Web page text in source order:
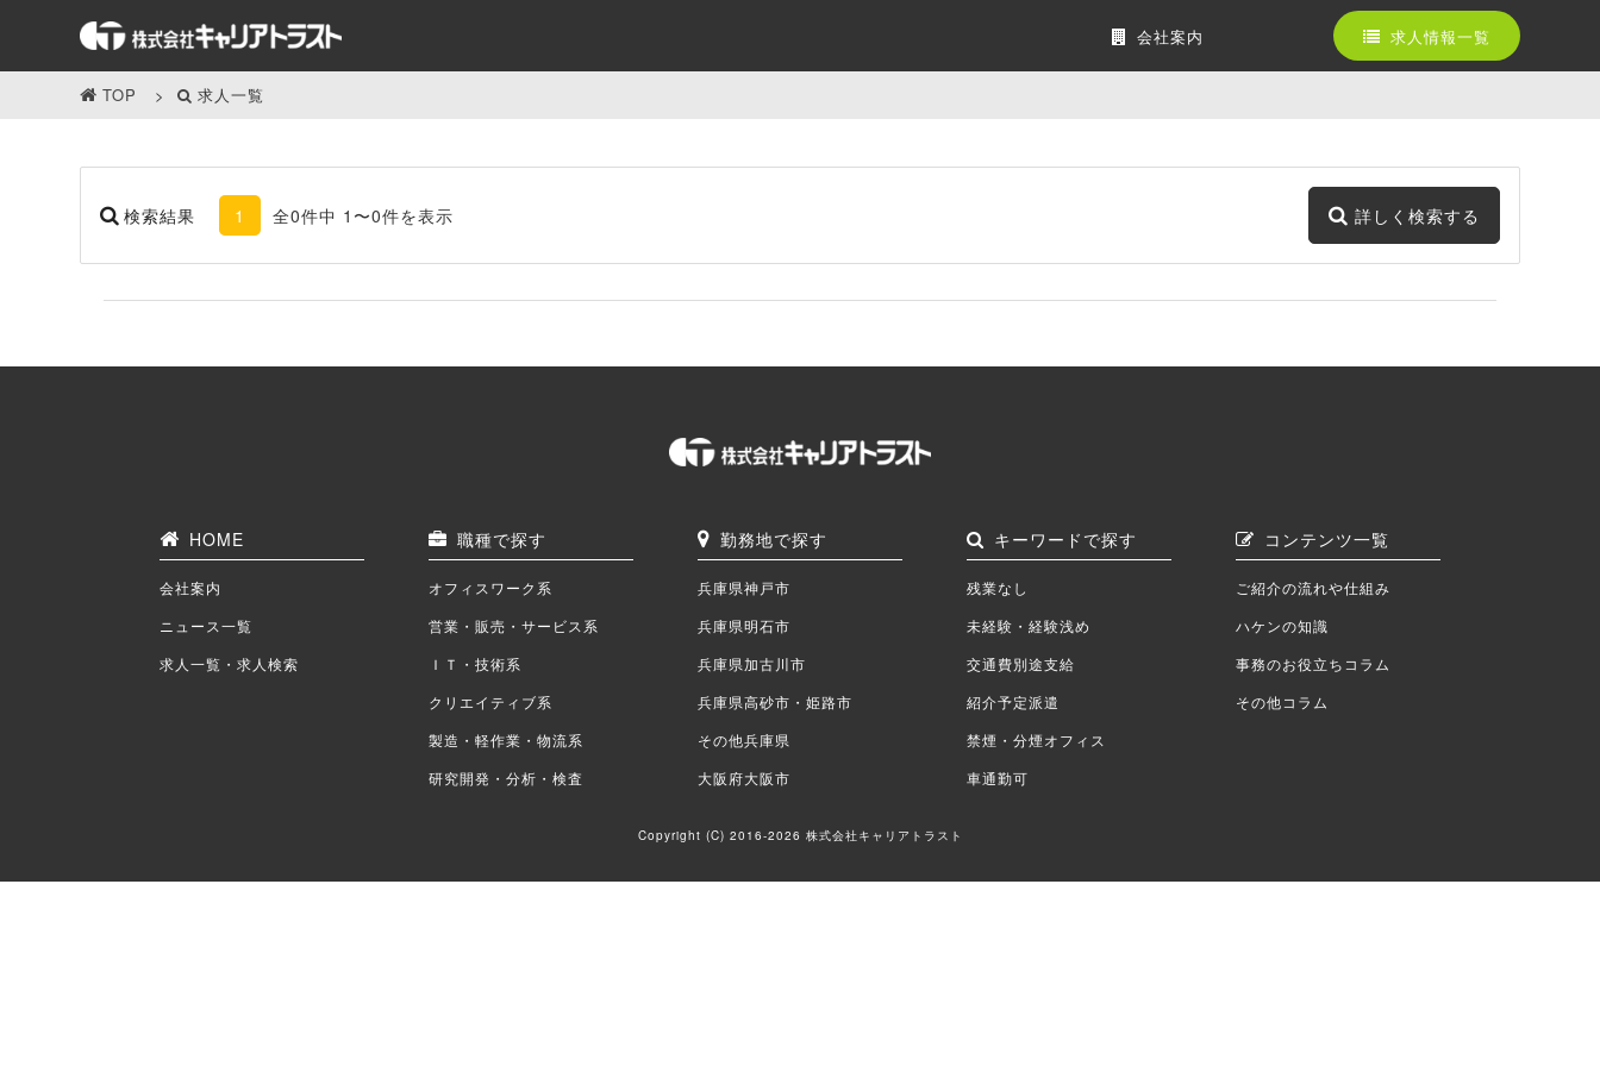
会社案内 求人情報一覧
TOP 求人一覧
検索結果 1 全0件中 1〜0件を表示 詳しく検索する
HOME
会社案内
ニュース一覧
求人一覧・求人検索
職種で探す
オフィスワーク系
営業・販売・サービス系
ＩＴ・技術系
クリエイティブ系
製造・軽作業・物流系
研究開発・分析・検査
勤務地で探す
兵庫県神戸市
兵庫県明石市
兵庫県加古川市
兵庫県高砂市・姫路市
その他兵庫県
大阪府大阪市
キーワードで探す
残業なし
未経験・経験浅め
交通費別途支給
紹介予定派遣
禁煙・分煙オフィス
車通勤可
コンテンツ一覧
ご紹介の流れや仕組み
ハケンの知識
事務のお役立ちコラム
その他コラム
Copyright (C) 2016-2026 株式会社キャリアトラスト